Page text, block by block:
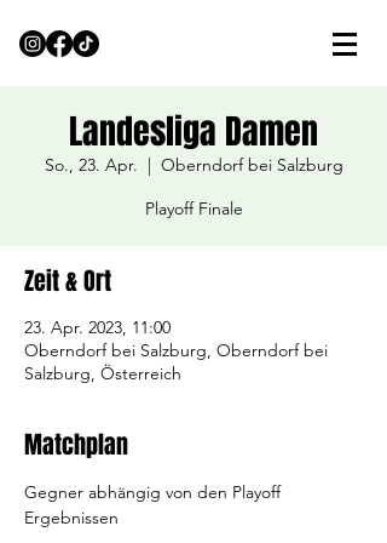
Landesliga Damen
So., 23. Apr.
  |
Oberndorf bei Salzburg
Playoff Finale
Zeit & Ort
23. Apr. 2023, 11:00
Oberndorf bei Salzburg, Oberndorf bei
Salzburg, Österreich
Matchplan
Gegner abhängig von den Playoff
Ergebnissen